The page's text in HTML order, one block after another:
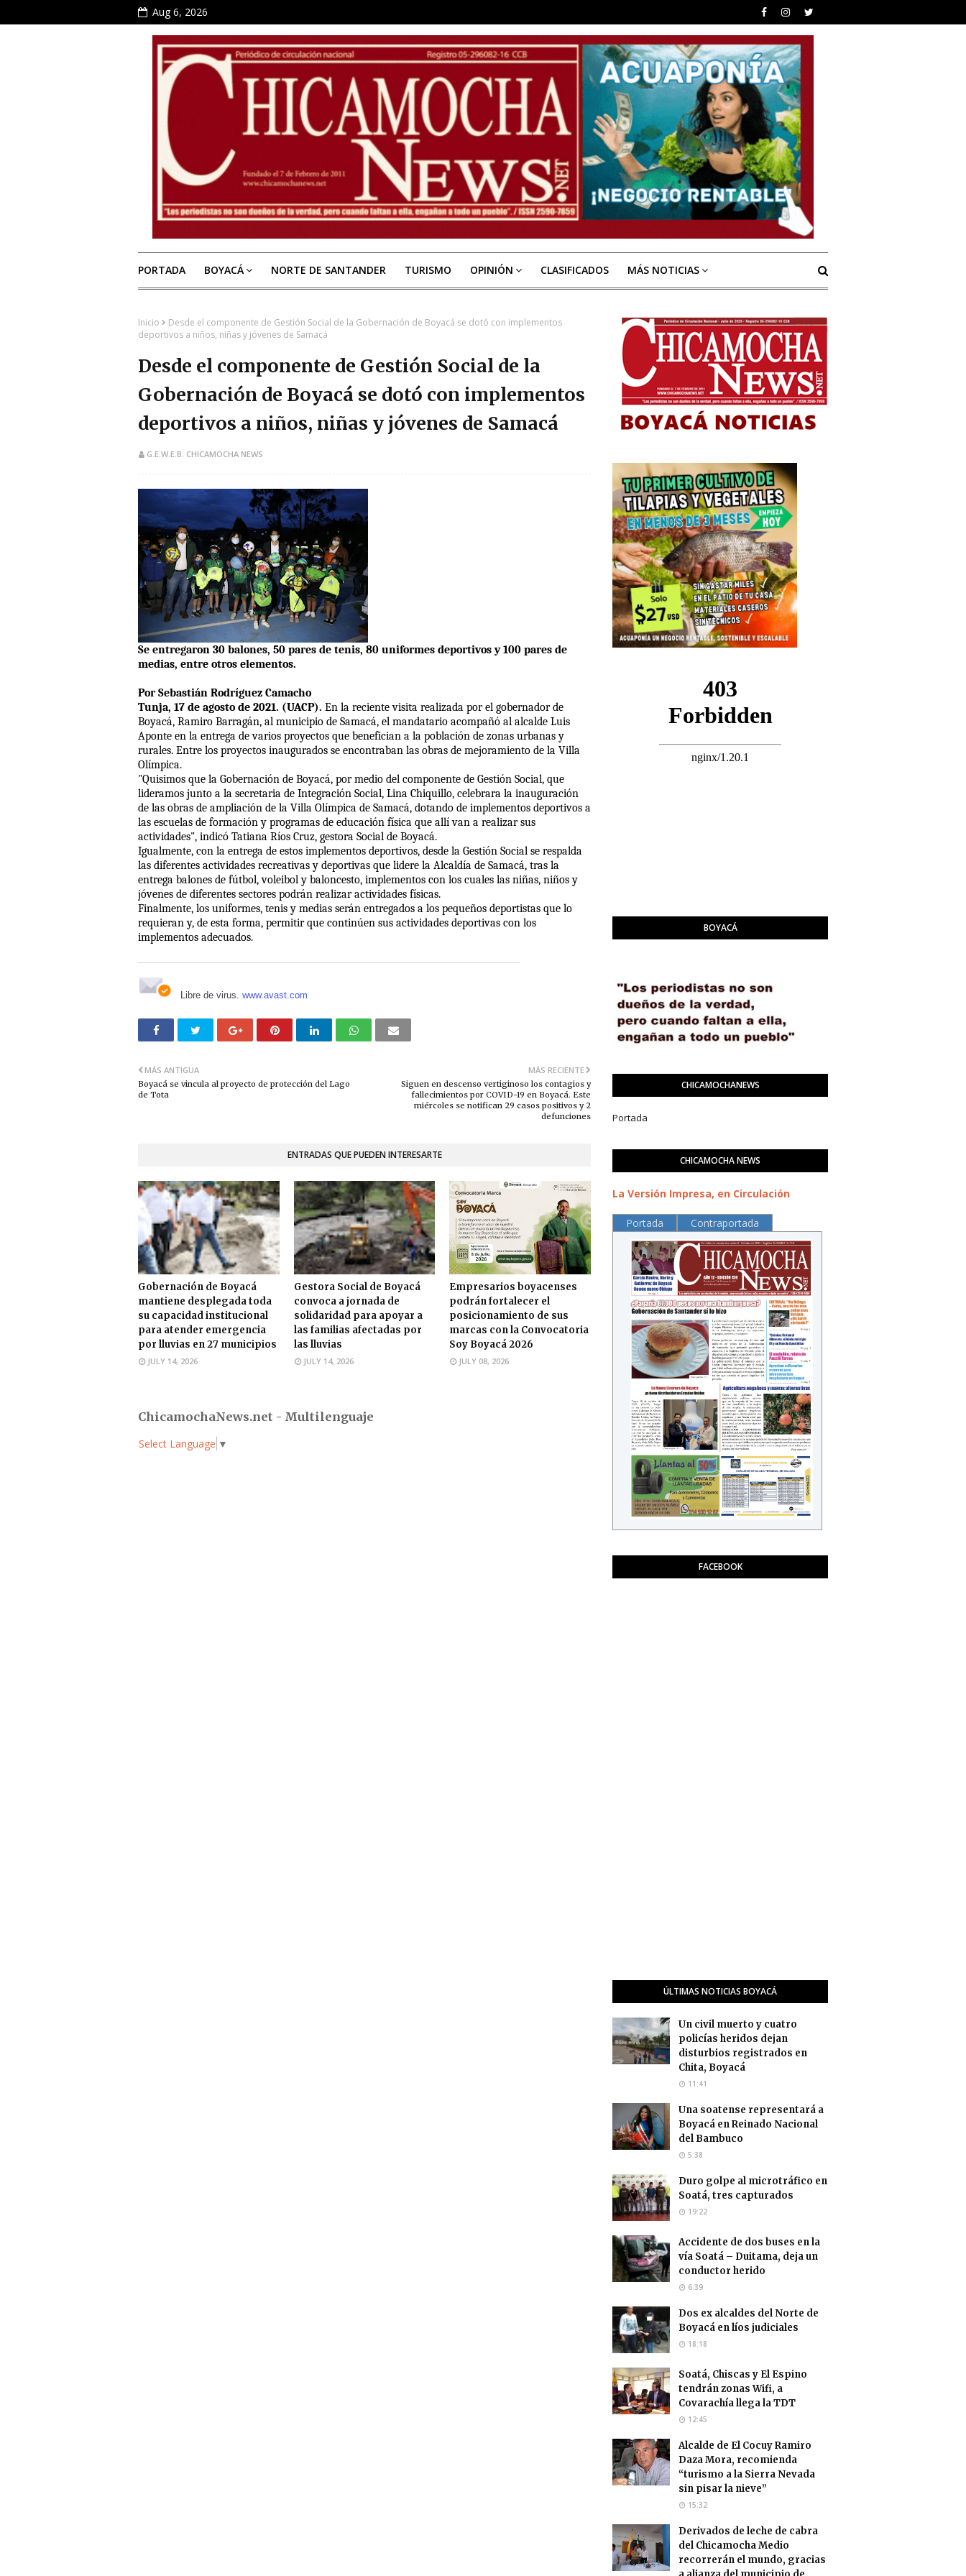
Aug 6, 2026
PORTADA BOYACÁ NORTE DE SANTANDER TURISMO OPINIÓN CLASIFICADOS MÁS NOTICIAS
Inicio
Desde el componente de Gestión Social de la Gobernación de Boyacá se dotó con implementos
deportivos a niños, niñas y jóvenes de Samacá
Desde el componente de Gestión Social de la
Gobernación de Boyacá se dotó con implementos
deportivos a niños, niñas y jóvenes de Samacá
G.E.W.E.B. CHICAMOCHA NEWS
Se entregaron 30 balones, 50 pares de tenis, 80 uniformes deportivos y 100 pares de
medias, entre otros elementos.
Por Sebastián Rodríguez Camacho
Tunja, 17 de agosto de 2021. (UACP). En la reciente visita realizada por el gobernador de
Boyacá, Ramiro Barragán, al municipio de Samacá, el mandatario acompañó al alcalde Luis
Aponte en la entrega de varios proyectos que benefician a la población de zonas urbanas y
rurales. Entre los proyectos inaugurados se encontraban las obras de mejoramiento de la Villa
Olímpica.
"Quisimos que la Gobernación de Boyacá, por medio del componente de Gestión Social, que
lideramos junto a la secretaria de Integración Social, Lina Chiquillo, celebrara la inauguración
de las obras de ampliación de la Villa Olímpica de Samacá, dotando de implementos deportivos a
las escuelas de formación y programas de educación física que allí van a realizar sus
actividades", indicó Tatiana Ríos Cruz, gestora Social de Boyacá.
Igualmente, con la entrega de estos implementos deportivos, desde la Gestión Social se respalda
las diferentes actividades recreativas y deportivas que lidere la Alcaldía de Samacá, tras la
entrega balones de fútbol, voleibol y baloncesto, implementos con los cuales las niñas, niños y
jóvenes de diferentes sectores podrán realizar actividades físicas.
Finalmente, los uniformes, tenis y medias serán entregados a los pequeños deportistas que lo
requieran y, de esta forma, permitir que continúen sus actividades deportivas con los
implementos adecuados.
Libre de virus. www.avast.com
MÁS RECIENTE
Siguen en descenso vertiginoso los contagios y
fallecimientos por COVID-19 en Boyacá. Este
miércoles se notifican 29 casos positivos y 2
defunciones
MÁS ANTIGUA
Boyacá se vincula al proyecto de protección del Lago
de Tota
ENTRADAS QUE PUEDEN INTERESARTE
Gobernación de Boyacá
mantiene desplegada toda
su capacidad institucional
para atender emergencia
por lluvias en 27 municipios
JULY 14, 2026
Gestora Social de Boyacá
convoca a jornada de
solidaridad para apoyar a
las familias afectadas por
las lluvias
JULY 14, 2026
Empresarios boyacenses
podrán fortalecer el
posicionamiento de sus
marcas con la Convocatoria
Soy Boyacá 2026
JULY 08, 2026
ChicamochaNews.net - Multilenguaje
Select Language ▼
BOYACÁ
CHICAMOCHANEWS
Portada
CHICAMOCHA NEWS
La Versión Impresa, en Circulación
Portada Contraportada
FACEBOOK
ÚLTIMAS NOTICIAS BOYACÁ
Un civil muerto y cuatro
policías heridos dejan
disturbios registrados en
Chita, Boyacá
11:41
Una soatense representará a
Boyacá en Reinado Nacional
del Bambuco
5:38
Duro golpe al microtráfico en
Soatá, tres capturados
19:22
Accidente de dos buses en la
vía Soatá – Duitama, deja un
conductor herido
6:39
Dos ex alcaldes del Norte de
Boyacá en líos judiciales
18:18
Soatá, Chiscas y El Espino
tendrán zonas Wifi, a
Covarachía llega la TDT
12:45
Alcalde de El Cocuy Ramiro
Daza Mora, recomienda
“turismo a la Sierra Nevada
sin pisar la nieve”
15:32
Derivados de leche de cabra
del Chicamocha Medio
recorrerán el mundo, gracias